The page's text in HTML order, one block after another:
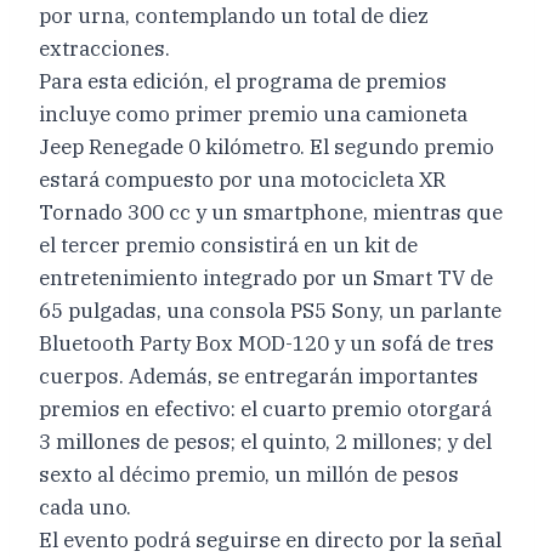
por urna, contemplando un total de diez
extracciones.
Para esta edición, el programa de premios
incluye como primer premio una camioneta
Jeep Renegade 0 kilómetro. El segundo premio
estará compuesto por una motocicleta XR
Tornado 300 cc y un smartphone, mientras que
el tercer premio consistirá en un kit de
entretenimiento integrado por un Smart TV de
65 pulgadas, una consola PS5 Sony, un parlante
Bluetooth Party Box MOD-120 y un sofá de tres
cuerpos. Además, se entregarán importantes
premios en efectivo: el cuarto premio otorgará
3 millones de pesos; el quinto, 2 millones; y del
sexto al décimo premio, un millón de pesos
cada uno.
El evento podrá seguirse en directo por la señal